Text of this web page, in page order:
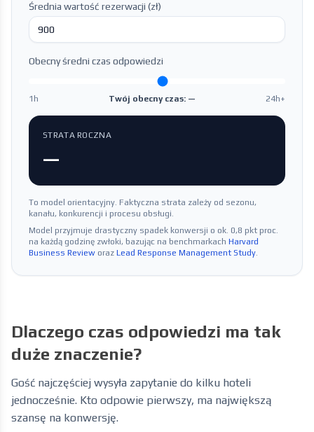
Średnia wartość rezerwacji (zł)
Obecny średni czas odpowiedzi
1h Twój obecny czas: — 24h+
STRATA ROCZNA
—
To model orientacyjny. Faktyczna strata zależy od sezonu,
kanału, konkurencji i procesu obsługi.
Model przyjmuje drastyczny spadek konwersji o ok. 0,8 pkt proc.
na każdą godzinę zwłoki, bazując na benchmarkach Harvard
Business Review oraz Lead Response Management Study.
Dlaczego czas odpowiedzi ma tak
duże znaczenie?
Gość najczęściej wysyła zapytanie do kilku hoteli
jednocześnie. Kto odpowie pierwszy, ma największą
szansę na konwersję.